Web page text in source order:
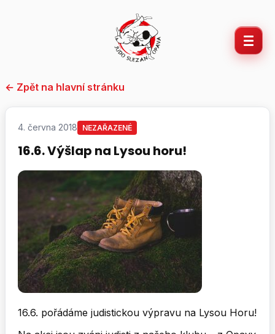
← Zpět na hlavní stránku
4. června 2018 NEZAŘAZENÉ
16.6. Výšlap na Lysou horu!
16.6. pořádáme judistickou výpravu na Lysou Horu!